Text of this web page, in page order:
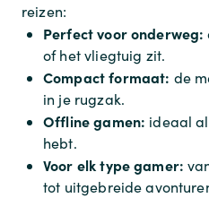
reizen:
Perfect voor onderweg:
of het vliegtuig zit.
Compact formaat: de
in je rugzak.
Offline gamen: ideaal
hebt.
Voor elk type gamer:
tot uitgebreide